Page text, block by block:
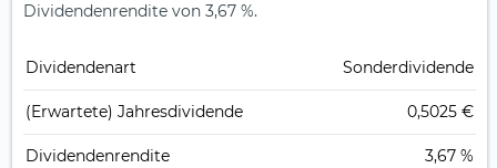
Dividendenrendite von 3,67 %.
Dividendenart Sonderdividende
(Erwartete) Jahresdividende 0,5025 €
Dividendenrendite 3,67 %